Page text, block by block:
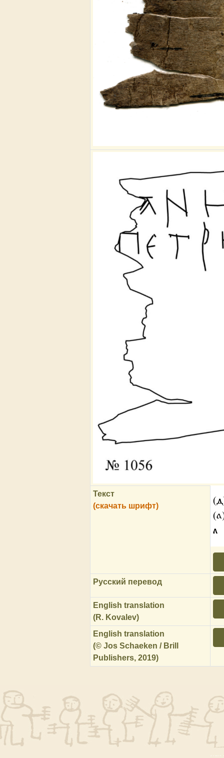
Текст
(скачать шрифт)
л
Русский перевод
English translation
(R. Kovalev)
English translation
(© Jos Schaeken / Brill
Publishers, 2019)